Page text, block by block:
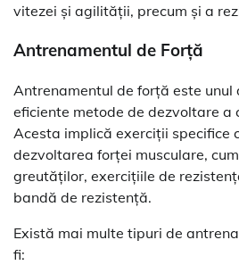
vitezei și agilității, precum și a
Antrenamentul de Forță
Antrenamentul de forță este unul
eficiente metode de dezvoltare a
Acesta implică exerciții specifice
dezvoltarea forței musculare,
greutăților, exercițiile de
bandă de rezistență.
Există mai multe tipuri de
fi: